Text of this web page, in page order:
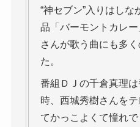
“神セブン”入りはし
品「バーモントカレ
さんが歌う曲にも多
た。
番組ＤＪの千倉真理
時、西城秀樹さんを
てかっこよくて憧れ